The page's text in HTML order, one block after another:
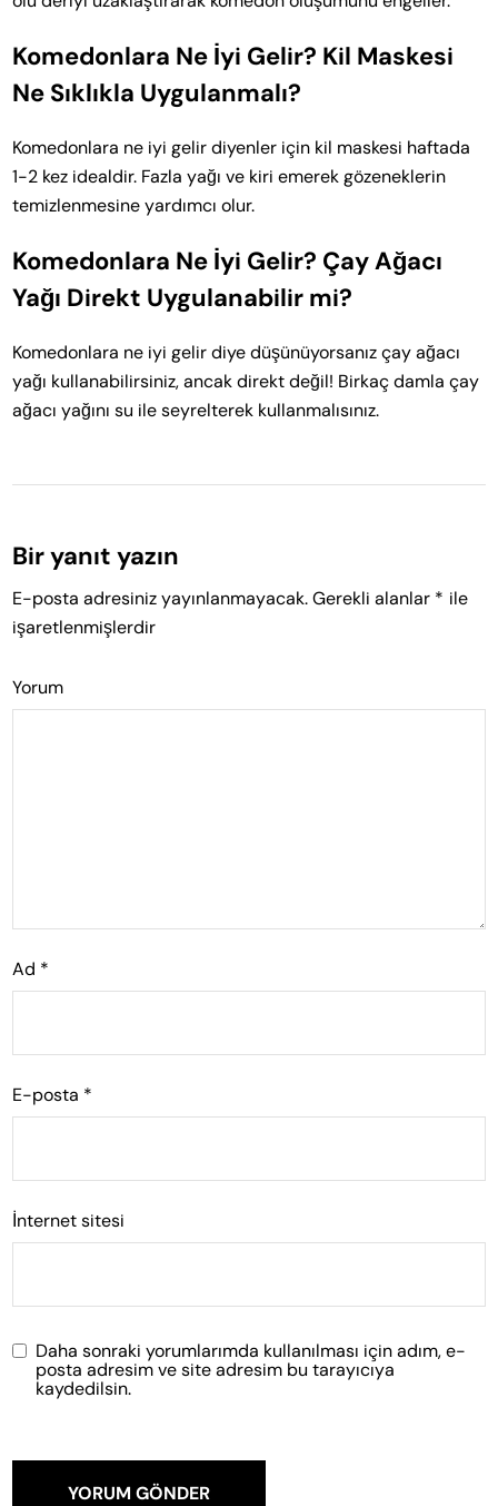
Komedonlara Ne İyi Gelir? Kil Maskesi
Ne Sıklıkla Uygulanmalı?
Komedonlara ne iyi gelir diyenler için kil maskesi haftada
1-2 kez idealdir. Fazla yağı ve kiri emerek gözeneklerin
temizlenmesine yardımcı olur.
Komedonlara Ne İyi Gelir? Çay Ağacı
Yağı Direkt Uygulanabilir mi?
Komedonlara ne iyi gelir diye düşünüyorsanız çay ağacı
yağı kullanabilirsiniz, ancak direkt değil! Birkaç damla çay
ağacı yağını su ile seyrelterek kullanmalısınız.
Bir yanıt yazın
E-posta adresiniz yayınlanmayacak. Gerekli alanlar * ile
işaretlenmişlerdir
Yorum
Ad *
E-posta *
İnternet sitesi
Daha sonraki yorumlarımda kullanılması için adım, e-
posta adresim ve site adresim bu tarayıcıya
kaydedilsin.
YORUM GÖNDER